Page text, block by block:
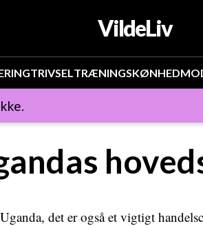
VildeLiv
TRIVSELTRÆNINGSKØNHED
det er også et vigtigt